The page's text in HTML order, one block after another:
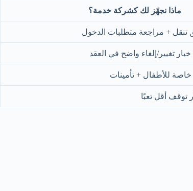
ماذا نجهّز لك كشركة خدمة؟
+ مراجعة متطلبات الدخول
تغيير/إلغاء واضح في العقد
خاصة للأطفال + تأمينات
توقف أقل تعبًا